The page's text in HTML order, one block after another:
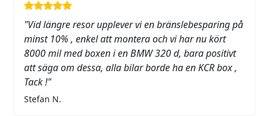
"Vid längre resor upplever vi en bränslebesparing på
minst 10% , enkel att montera och vi har nu kört
8000 mil med boxen i en BMW 320 d, bara positivt
att säga om dessa, alla bilar borde ha en KCR box ,
Tack !"
Stefan N.